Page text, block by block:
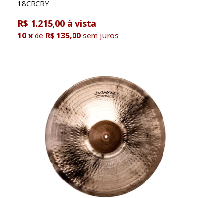
18CRCRY
R$ 1.215,00
10xde R$ 135,00sem juros